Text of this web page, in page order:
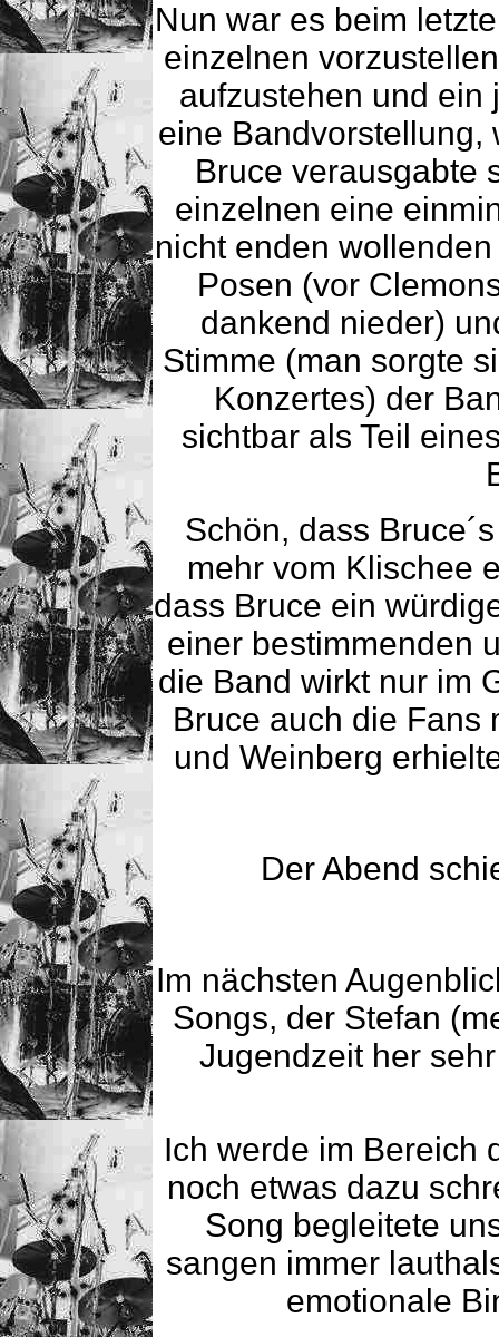
Nun war es beim
einzelnen
aufzustehen und ein
eine Bandvorstellung,
Bruce verausgabte
einzelnen eine
nicht enden
Posen (vor
dankend nieder)
Stimme (man sorgte
Konzertes) der
sichtbar als Teil
Schön, dass
mehr vom Klischee
dass Bruce ein
einer bestimmenden
die Band wirkt nur im
Bruce auch die Fans
und Weinberg
Der Abend
Im nächsten
Songs, der Stefan
Jugendzeit her
Ich werde im Bereich
noch etwas dazu
Song begleitete
sangen immer
emotionale